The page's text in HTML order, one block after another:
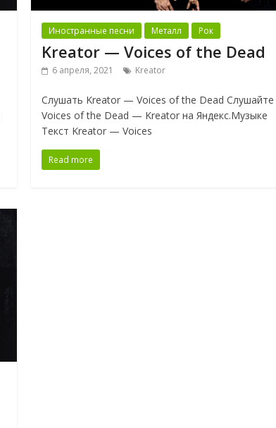
Иностранные песни Металл Рок
Kreator — Voices of the Dead
6 апреля, 2021 Kreator
Слушать Kreator — Voices of the Dead Слушайте
Voices of the Dead — Kreator на Яндекс.Музыке
Текст Kreator — Voices
Read more